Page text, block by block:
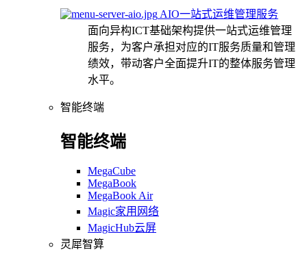
AIO一站式运维管理服务
面向异构ICT基础架构提供一站式运维管理
服务，为客户承担对应的IT服务质量和管理
绩效，带动客户全面提升IT的整体服务管理
水平。
智能终端
智能终端
MegaCube
MegaBook
MegaBook Air
Magic家用网络
MagicHub云屏
灵犀智算